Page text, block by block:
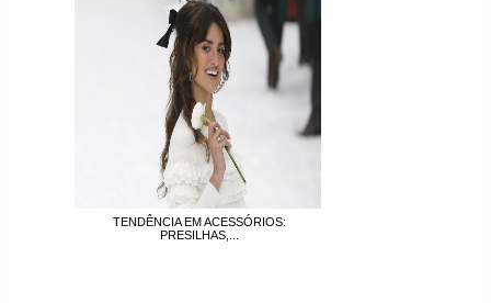
TENDÊNCIA EM ACESSÓRIOS:
PRESILHAS,...